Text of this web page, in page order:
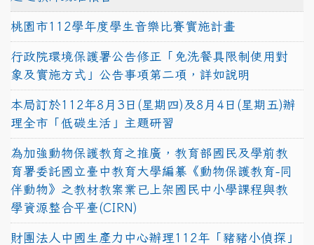
桃園市112學年度學生音樂比賽實施計畫
行政院環境保護署公告修正「免洗餐具限制使用對
象及實施方式」公告事項第二項，詳如說明
本局訂於112年8月3日(星期四)及8月4日(星期五)辦
理全市「低碳生活」主題研習
為加強動物保護教育之推廣，教育部國民及學前教
育署委託國立臺中教育大學編纂《動物保護教育-同
伴動物》之教材教案業已上架國民中小學課程與教
學資源整合平臺(CIRN)
財團法人中國生產力中心辦理112年「豬豬小偵探」